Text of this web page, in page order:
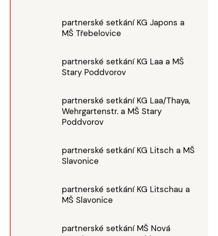
partnerské setkání KG Japons a
MŠ Třebelovice
partnerské setkání KG Laa a MŠ
Stary Poddvorov
partnerské setkání KG Laa/Thaya,
Wehrgartenstr. a MŠ Stary
Poddvorov
partnerské setkání KG Litsch a MŠ
Slavonice
partnerské setkání KG Litschau a
MŠ Slavonice
partnerské setkání MŠ Nová